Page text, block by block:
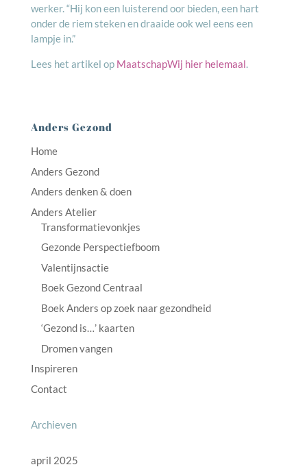
werker. “Hij kon een luisterend oor bieden, een hart
onder de riem steken en draaide ook wel eens een
lampje in.”
Lees het artikel op MaatschapWij hier helemaal.
Anders Gezond
Home
Anders Gezond
Anders denken & doen
Anders Atelier
Transformatievonkjes
Gezonde Perspectiefboom
Valentijnsactie
Boek Gezond Centraal
Boek Anders op zoek naar gezondheid
‘Gezond is…’ kaarten
Dromen vangen
Inspireren
Contact
Archieven
april 2025